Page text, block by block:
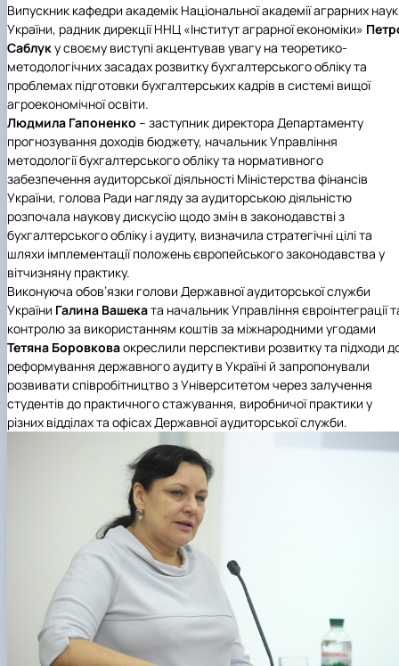
Випускник кафедри академік Національної академії аграрних наук
України, радник дирекції ННЦ «Інститут аграрної економіки»
Саблуку своєму виступі акцентував увагу на теоретико-
методологічних засадах розвитку бухгалтерського обліку та
проблемах підготовки бухгалтерських кадрів в системі вищої
агроекономічної освіти.
Людмила Гапоненко – заступник директора Департаменту
прогнозування доходів бюджету, начальник Управління
методології бухгалтерського обліку та нормативного
забезпечення аудиторської діяльності Міністерства фінансів
України, голова Ради нагляду за аудиторською діяльністю
розпочала наукову дискусію щодо змін в законодавстві з
бухгалтерського обліку і аудиту, визначила стратегічні цілі та
шляхи імплементації положень європейського законодавства у
вітчизняну практику.
Виконуюча обов’язки голови Державної аудиторської служби
України Галина Вашеката начальник Управління євроінтеграції
контролю за використанням коштів за міжнародними угодами
Тетяна Боровковаокреслили перспективи розвитку та підходи
реформування державного аудиту в Україні й запропонували
розвивати співробітництво з Університетом через залучення
студентів до практичного стажування, виробничої практики у
різних відділах та офісах Державної аудиторської служби.